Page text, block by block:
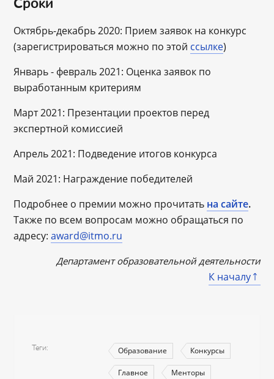
Сроки
Октябрь-декабрь 2020: Прием заявок на конкурс
(зарегистрироваться можно по этой ссылке)
Январь - февраль 2021: Оценка заявок по
выработанным критериям
Март 2021: Презентации проектов перед
экспертной комиссией
Апрель 2021: Подведение итогов конкурса
Май 2021: Награждение победителей
Подробнее о премии можно прочитать на сайте.
Также по всем вопросам можно обращаться по
адресу:award@itmo.ru
Департамент образовательной деятельности
К началу
Теги Образование Конкурсы
Главное Менторы